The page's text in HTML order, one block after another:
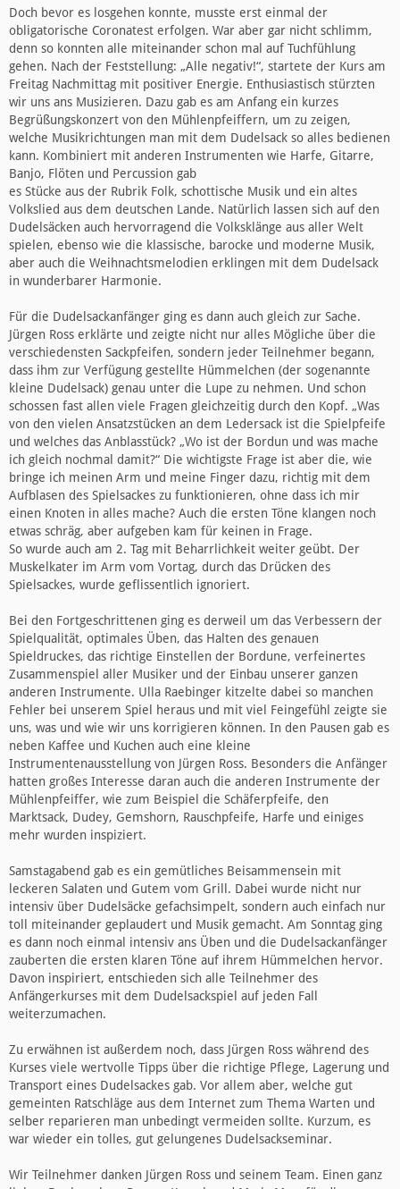
Doch bevor es losgehen konnte, musste erst einmal der
obligatorische Coronatest erfolgen. War aber gar nicht schlimm,
denn so konnten alle miteinander schon mal auf Tuchfühlung
gehen. Nach der Feststellung: „Alle negativ!“, startete der Kurs am
Freitag Nachmittag mit positiver Energie. Enthusiastisch stürzten
wir uns ans Musizieren. Dazu gab es am Anfang ein kurzes
Begrüßungskonzert von den Mühlenpfeiffern, um zu zeigen,
welche Musikrichtungen man mit dem Dudelsack so alles bedienen
kann. Kombiniert mit anderen Instrumenten wie Harfe, Gitarre,
Banjo, Flöten und Percussion gab
es Stücke aus der Rubrik Folk, schottische Musik und ein altes
Volkslied aus dem deutschen Lande. Natürlich lassen sich auf den
Dudelsäcken auch hervorragend die Volksklänge aus aller Welt
spielen, ebenso wie die klassische, barocke und moderne Musik,
aber auch die Weihnachtsmelodien erklingen mit dem Dudelsack
in wunderbarer Harmonie.
Für die Dudelsackanfänger ging es dann auch gleich zur Sache.
Jürgen Ross erklärte und zeigte nicht nur alles Mögliche über die
verschiedensten Sackpfeifen, sondern jeder Teilnehmer begann,
dass ihm zur Verfügung gestellte Hümmelchen (der sogenannte
kleine Dudelsack) genau unter die Lupe zu nehmen. Und schon
schossen fast allen viele Fragen gleichzeitig durch den Kopf. „Was
von den vielen Ansatzstücken an dem Ledersack ist die Spielpfeife
und welches das Anblasstück? „Wo ist der Bordun und was mache
ich gleich nochmal damit?“ Die wichtigste Frage ist aber die, wie
bringe ich meinen Arm und meine Finger dazu, richtig mit dem
Aufblasen des Spielsackes zu funktionieren, ohne dass ich mir
einen Knoten in alles mache? Auch die ersten Töne klangen noch
etwas schräg, aber aufgeben kam für keinen in Frage.
So wurde auch am 2. Tag mit Beharrlichkeit weiter geübt. Der
Muskelkater im Arm vom Vortag, durch das Drücken des
Spielsackes, wurde geflissentlich ignoriert.
Bei den Fortgeschrittenen ging es derweil um das Verbessern der
Spielqualität, optimales Üben, das Halten des genauen
Spieldruckes, das richtige Einstellen der Bordune, verfeinertes
Zusammenspiel aller Musiker und der Einbau unserer ganzen
anderen Instrumente. Ulla Raebinger kitzelte dabei so manchen
Fehler bei unserem Spiel heraus und mit viel Feingefühl zeigte sie
uns, was und wie wir uns korrigieren können. In den Pausen gab es
neben Kaffee und Kuchen auch eine kleine
Instrumentenausstellung von Jürgen Ross. Besonders die Anfänger
hatten großes Interesse daran auch die anderen Instrumente der
Mühlenpfeiffer, wie zum Beispiel die Schäferpfeife, den
Marktsack, Dudey, Gemshorn, Rauschpfeife, Harfe und einiges
mehr wurden inspiziert.
Samstagabend gab es ein gemütliches Beisammensein mit
leckeren Salaten und Gutem vom Grill. Dabei wurde nicht nur
intensiv über Dudelsäcke gefachsimpelt, sondern auch einfach nur
toll miteinander geplaudert und Musik gemacht. Am Sonntag ging
es dann noch einmal intensiv ans Üben und die Dudelsackanfänger
zauberten die ersten klaren Töne auf ihrem Hümmelchen hervor.
Davon inspiriert, entschieden sich alle Teilnehmer des
Anfängerkurses mit dem Dudelsackspiel auf jeden Fall
weiterzumachen.
Zu erwähnen ist außerdem noch, dass Jürgen Ross während des
Kurses viele wertvolle Tipps über die richtige Pflege, Lagerung und
Transport eines Dudelsackes gab. Vor allem aber, welche gut
gemeinten Ratschläge aus dem Internet zum Thema Warten und
selber reparieren man unbedingt vermeiden sollte. Kurzum, es
war wieder ein tolles, gut gelungenes Dudelsackseminar.
Wir Teilnehmer danken Jürgen Ross und seinem Team. Einen ganz